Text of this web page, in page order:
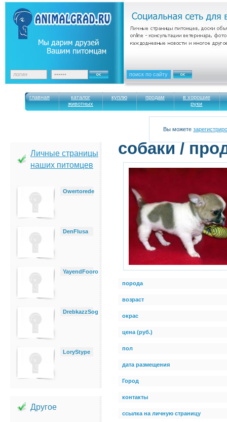
главная
каталог
животных
куплю продам
в хорошие
руки
Вы можете
Личные страницы
наших питомцев
Owertorede
DenFlusa
YayendFooro
DrebkazzSog
LoryStype
Другое
cобаки /
порода
возраст
окрас
цена (руб.)
пол
дата размещения
Город
контакты
ссылка на личную страницу